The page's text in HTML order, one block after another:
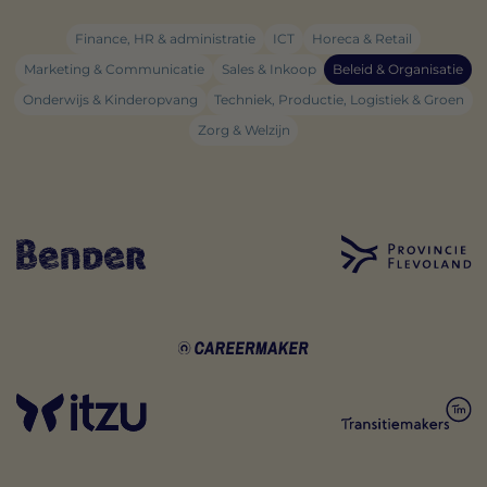
Finance, HR & administratie ICT
Horeca & Retail
Marketing & Communicatie
Sales & Inkoop
Beleid & Organisatie
Onderwijs & Kinderopvang
Techniek, Productie, Logistiek & Groen
Zorg & Welzijn